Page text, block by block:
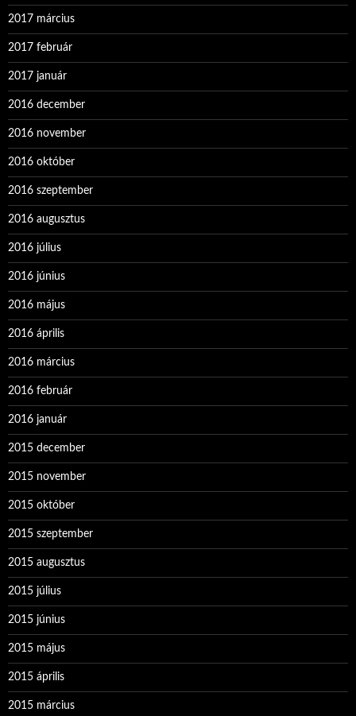
2017 március
2017 február
2017 január
2016 december
2016 november
2016 október
2016 szeptember
2016 augusztus
2016 július
2016 június
2016 május
2016 április
2016 március
2016 február
2016 január
2015 december
2015 november
2015 október
2015 szeptember
2015 augusztus
2015 július
2015 június
2015 május
2015 április
2015 március